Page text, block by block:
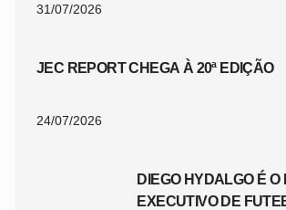
31/07/2026
JEC REPORT CHEGA À 20ª EDIÇÃO
24/07/2026
DIEGO HYDALGO É O
EXECUTIVO DE